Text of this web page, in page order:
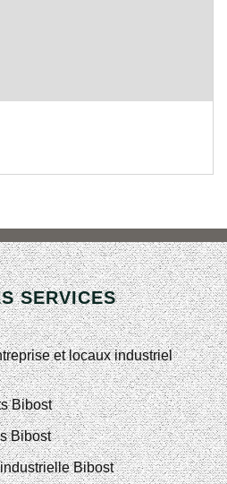
SERVICES
et locaux industriel
Bibost
Bibost
Bibost